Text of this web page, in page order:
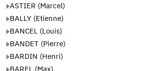
ASTIER (Marcel)
BALLY (Etienne)
BANCEL (Louis)
BANDET (Pierre)
BARDIN (Henri)
BAREL (Max)